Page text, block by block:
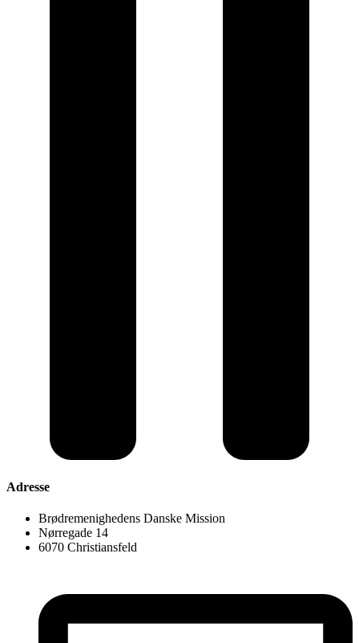
Adresse
Brødremenighedens Danske Mission
Nørregade 14
6070 Christiansfeld